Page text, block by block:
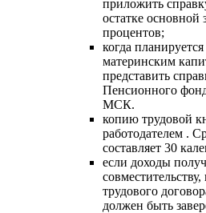
приложить
остатке
процентов;
когда
материнским
представить
Пенсионного
МСК.
копию трудовой
работодателем .
составляет 30
если доходы
трудового
должен быть